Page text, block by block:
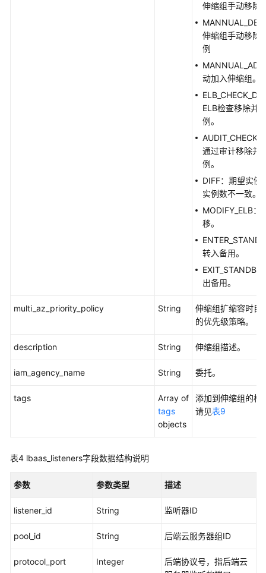
限
权
SDK
考
场
代
伸缩组手动移除
伸缩组手动移除
例
动加入伸缩组。
ELB检查移除并
例。
通过审计移除并
例。
DIFF：期望实例
实例数不一致。
MODIFY_ELB：
移。
转入备用。
EXIT_STANDBY
出备用。
multi_az_priority_policy String
伸缩组扩缩容时目
的优先级策略。
description String 伸缩组描述。
iam_agency_name String 委托。
tags
Array of
tags
objects
添加到伸缩组的标
请见表9
表4 lbaas_listeners字段数据结构说明
参数 参数类型 描述
listener_id String 监听器ID
pool_id String 后端云服务器组ID
protocol_port Integer
后端协议号，指后端云